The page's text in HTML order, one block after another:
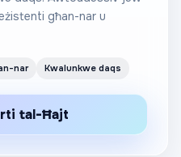
għan-nar u
nar Kwalunkwe daqs
tal-Ħajt